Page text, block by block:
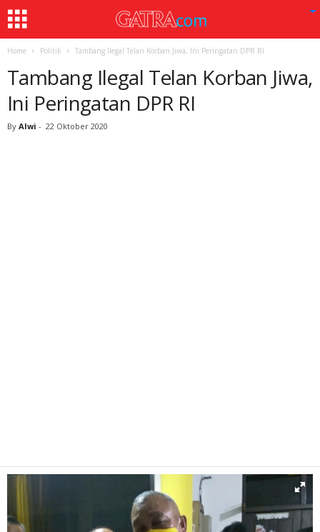
Home Politik Tambang Ilegal Telan Korban Jiwa, Ini Peringatan DPR RI
Tambang Ilegal Telan Korban Jiwa,
Ini Peringatan DPR RI
By Alwi - 22 Oktober 2020